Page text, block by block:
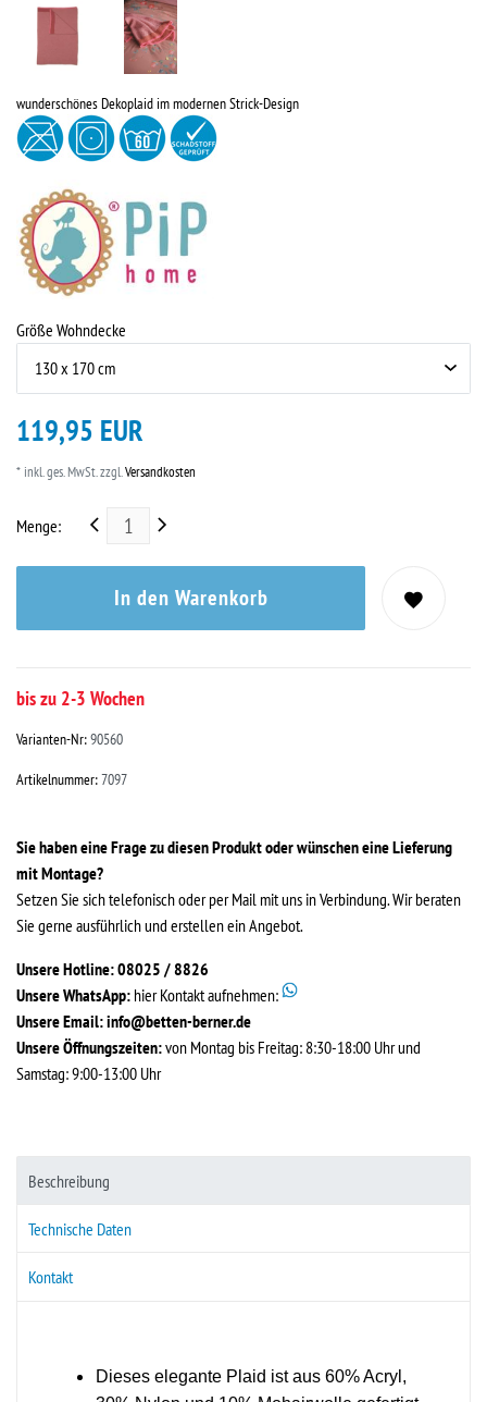
wunderschönes Dekoplaid im modernen Strick-Design
Größe Wohndecke
119,95 EUR
* inkl. ges. MwSt. zzgl.Versandkosten
Menge:
In den Warenkorb
bis zu 2-3 Wochen
Varianten-Nr:90560
Artikelnummer:7097
Sie haben eine Frage zu diesen Produkt oder wünschen eine Lieferung
mit Montage?
Setzen Sie sich telefonisch oder per Mail mit uns in Verbindung. Wir beraten
Sie gerne ausführlich und erstellen ein Angebot.
Unsere Hotline: 08025 / 8826
Unsere WhatsApp: hier Kontakt aufnehmen:
Unsere Email:info@betten-berner.de
Unsere Öffnungszeiten:von Montag bis Freitag: 8:30-18:00 Uhr und
Samstag: 9:00-13:00 Uhr
Beschreibung
Technische Daten
Kontakt
Dieses elegante Plaid ist aus 60% Acryl,